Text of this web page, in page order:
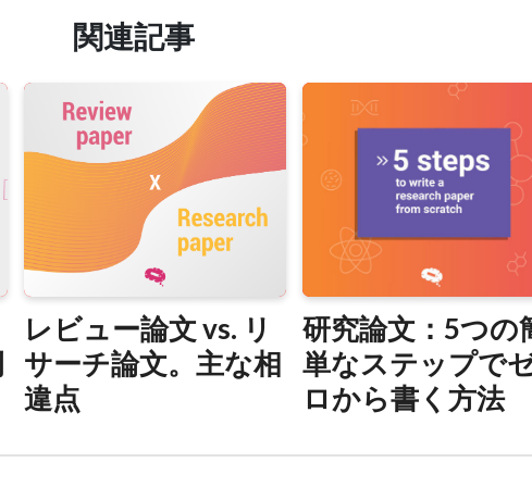
関連記事
レビュー論文 vs. リ
サーチ論文。主な相
違点
研究論文：5つの
単なステップで
ロから書く方法